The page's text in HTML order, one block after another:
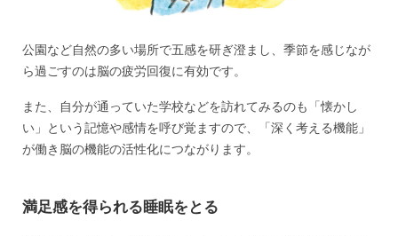
公園など自然の多い場所で五感を研ぎ澄まし、季節を感じなが
ら過ごすのは脳の疲労回復に有効です。
また、自分が通っていた学校などを訪れてみるのも「懐かし
い」という記憶や感情を呼び覚ますので、「深く考える機能」
が働き脳の機能の活性化につながります。
満足感を得られる睡眠をとる